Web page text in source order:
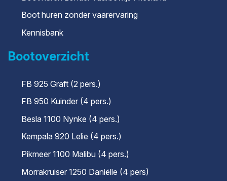
Boot huren zonder vaarervaring
Kennisbank
Bootoverzicht
FB 925 Graft (2 pers.)
FB 950 Kuinder (4 pers.)
Besla 1100 Nynke (4 pers.)
Kempala 920 Lelie (4 pers.)
Pikmeer 1100 Malibu (4 pers.)
Morrakruiser 1250 Daniëlle (4 pers)